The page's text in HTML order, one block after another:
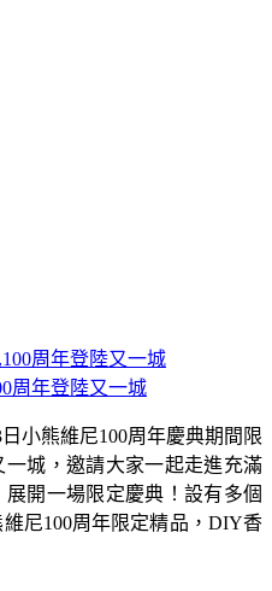
周年登陸又一城
小熊維尼100周年慶典期間限
城，邀請大家一起走進充滿
開一場限定慶典！設有多個
尼100周年限定精品，DIY香